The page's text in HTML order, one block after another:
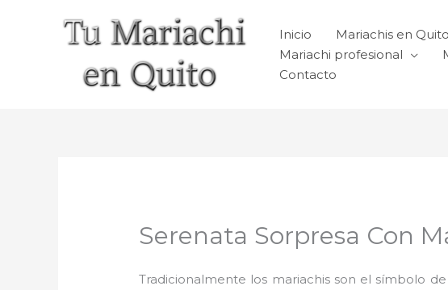
Inicio Mariachis en Quito
Mariachi profesional
Contacto
Serenata Sorpresa Con
Tradicionalmente los mariachis son el símbolo